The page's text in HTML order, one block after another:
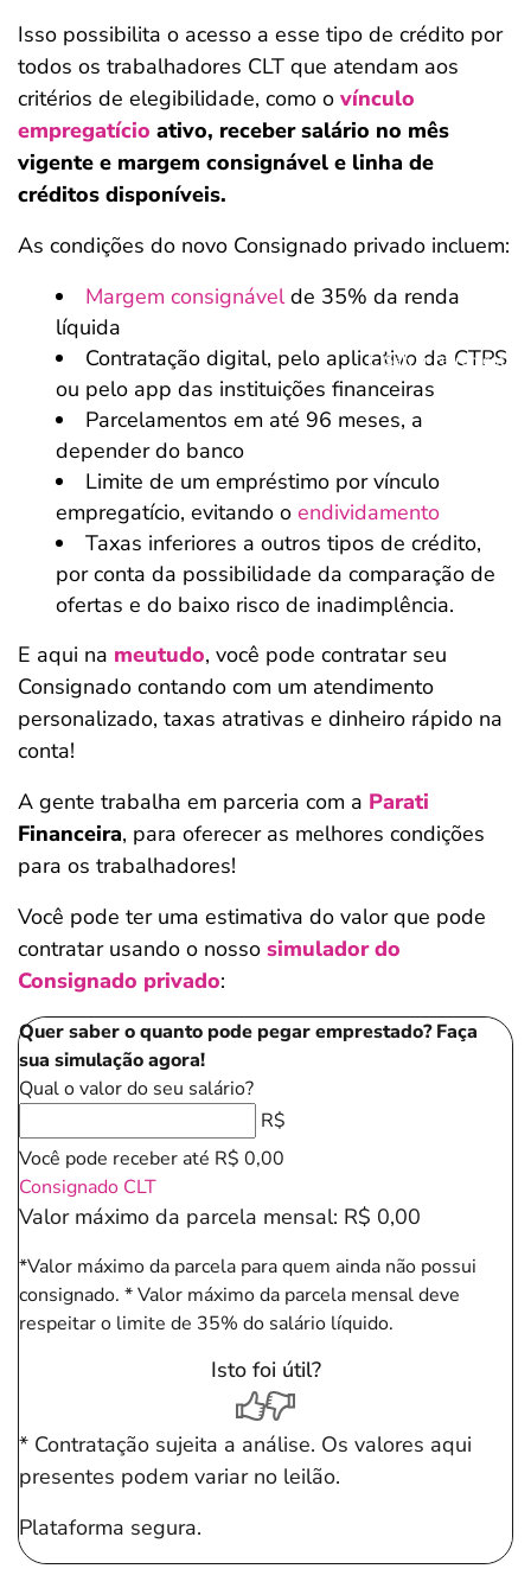
Isso possibilita o acesso a esse tipo de crédito por
todos os trabalhadores CLT que atendam aos
critérios de elegibilidade, como o vínculo
empregatício ativo, receber salário no mês
vigente e margem consignável e linha de
créditos disponíveis.
As condições do novo Consignado privado incluem:
Margem consignávelde 35% da renda
líquida
Contratação digital, pelo aplicativo da CTPS
ou pelo app das instituições financeiras
Parcelamentos em até 96 meses, a
depender do banco
Limite de um empréstimo por vínculo
empregatício, evitando o endividamento
Taxas inferiores a outros tipos de crédito,
por conta da possibilidade da comparação de
ofertas e do baixo risco de inadimplência.
E aqui na meutudo, você pode contratar seu
Consignado contando com um atendimento
personalizado, taxas atrativas e dinheiro rápido na
conta!
A gente trabalha em parceria com a Parati
Financeira, para oferecer as melhores condições
para os trabalhadores!
Você pode ter uma estimativa do valor que pode
contratar usando o nosso simulador do
Consignado privado:
Salvar Ferramenta
Quer saber o quanto pode pegar emprestado? Faça
sua simulação agora!
Qual o valor do seu salário?
R$
Você pode receber até R$ 0,00
Consignado CLT
Valor máximo da parcela mensal: R$ 0,00
*Valor máximo da parcela para quem ainda não possui
consignado. * Valor máximo da parcela mensal deve
respeitar o limite de 35% do salário líquido.
Isto foi útil?
* Contratação sujeita a análise. Os valores aqui
presentes podem variar no leilão.
Plataforma segura.